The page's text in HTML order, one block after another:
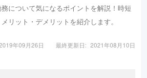
について気になるポイントを解説！時短
リット・デメリットを紹介します。
年09月26日 最終更新日: 2021年08月10日